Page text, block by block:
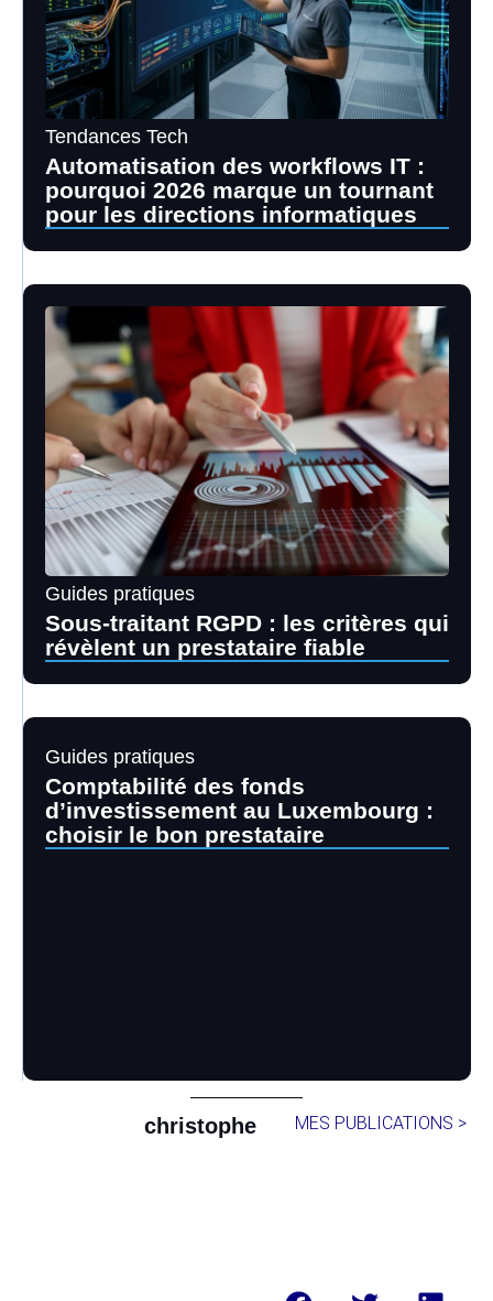
Tendances Tech
Automatisation des workflows IT :
pourquoi 2026 marque un tournant
pour les directions informatiques
Guides pratiques
Sous-traitant RGPD : les critères qui
révèlent un prestataire fiable
Guides pratiques
Comptabilité des fonds
d’investissement au Luxembourg :
choisir le bon prestataire
christophe MES PUBLICATIONS >